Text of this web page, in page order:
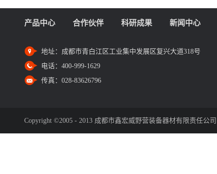
产品中心 合作伙伴 科研成果 新闻中心
地址： 成都市青白江区工业集中发展区复兴大道318号
电话： 400-999-1629
传真： 028-83626796
Copyright ©2005 - 2013 成都市鑫宏威野营装备器材有限责任公司